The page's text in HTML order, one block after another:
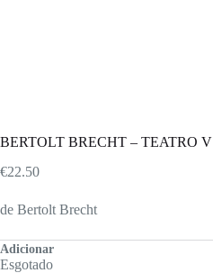
BERTOLT BRECHT – TEATRO V
€22.50
de Bertolt Brecht
Adicionar
Esgotado